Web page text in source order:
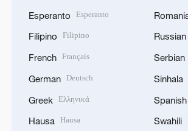
Esperanto Esperanto
Filipino Filipino
French Français
German Deutsch
Greek Ελληνικά
Hausa Hausa
Russian
Serbian
Sinhala
Spanish
Swahili